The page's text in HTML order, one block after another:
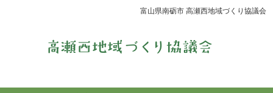
富山県南砺市 高瀬西地域づくり協議会